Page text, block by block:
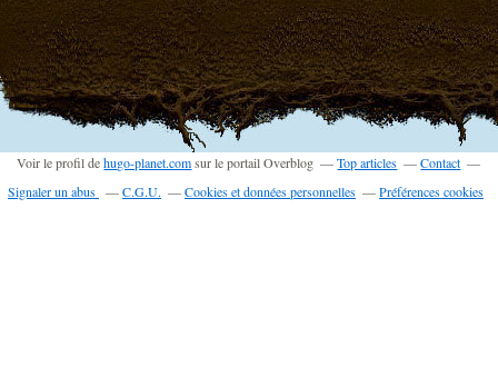
Voir le profil dehugo-planet.comsur le portail Overblog Top articles
Contact
Signaler un abus
C.G.U. Cookies et données personnelles Préférences cookies